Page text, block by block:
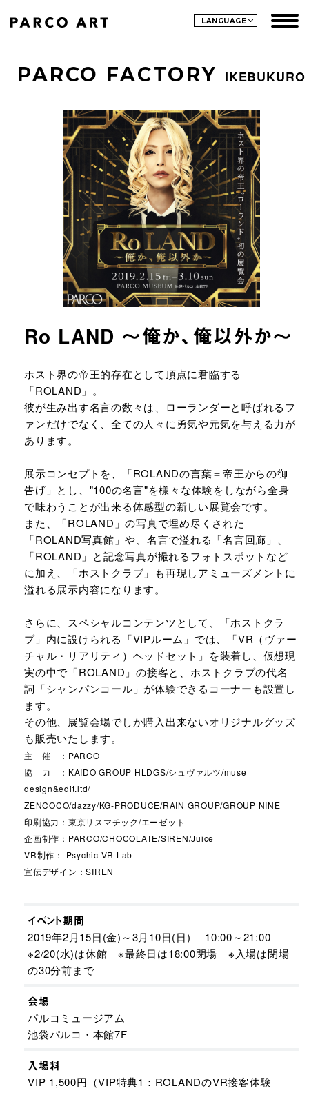
LANGUAGE
PARCO FACTORY IKEBUKURO
Ro LAND ～俺か、俺以外か～
URLをコピーする
ホスト界の帝王的存在として頂点に君臨する
「ROLAND」。
彼が生み出す名言の数々は、ローランダーと呼ばれるフ
ァンだけでなく、全ての人々に勇気や元気を与える力が
あります。
展示コンセプトを、「ROLANDの言葉＝帝王からの御
告げ」とし、"100の名言"を様々な体験をしながら全身
で味わうことが出来る体感型の新しい展覧会です。
また、「ROLAND」の写真で埋め尽くされた
「ROLAND写真館」や、名言で溢れる「名言回廊」、
「ROLAND」と記念写真が撮れるフォトスポットなど
に加え、「ホストクラブ」も再現しアミューズメントに
溢れる展示内容になります。
さらに、スペシャルコンテンツとして、「ホストクラ
ブ」内に設けられる「VIPルーム」では、「VR（ヴァー
チャル・リアリティ）ヘッドセット」を装着し、仮想現
実の中で「ROLAND」の接客と、ホストクラブの代名
詞「シャンパンコール」が体験できるコーナーも設置し
ます。
その他、展覧会場でしか購入出来ないオリジナルグッズ
も販売いたします。
主 催 ：PARCO
協 力 ：KAIDO GROUP HLDGS/シュヴァルツ/muse
design&edit.ltd/
ZENCOCO/dazzy/KG-PRODUCE/RAIN GROUP/GROUP NINE
印刷協力：東京リスマチック/エーゼット
企画制作：PARCO/CHOCOLATE/SIREN/Juice
VR制作： Psychic VR Lab
宣伝デザイン：SIREN
イベント期間
2019年2月15日(金)～3月10日(日) 10:00～21:00
※2/20(水)は休館 ※最終日は18:00閉場 ※入場は閉場
の30分前まで
会場
パルコミュージアム
池袋パルコ・本館7F
入場料
VIP 1,500円（VIP特典1：ROLANDのVR接客体験